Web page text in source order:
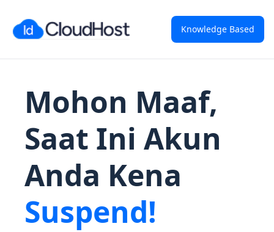
Knowledge Based
Mohon Maaf,
Saat Ini Akun
Anda Kena
Suspend!